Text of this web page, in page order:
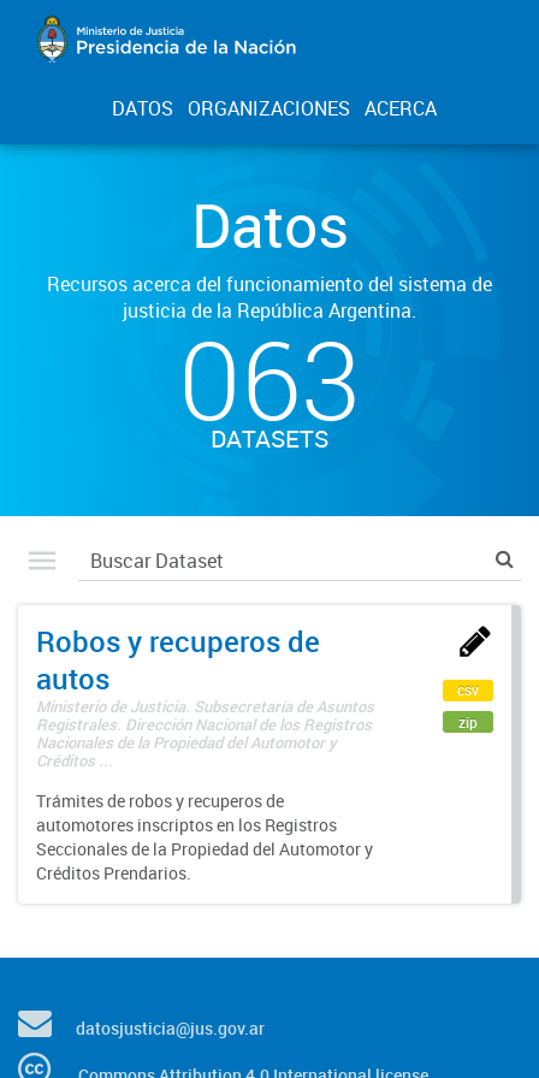
DATOS ORGANIZACIONES ACERCA
Datos
Recursos acerca del funcionamiento del sistema de
justicia de la República Argentina.
063
DATASETS
Robos y recuperos de
autos
Ministerio de Justicia. Subsecretaría de Asuntos
Registrales. Dirección Nacional de los Registros
Nacionales de la Propiedad del Automotor y
Créditos ...
Trámites de robos y recuperos de
automotores inscriptos en los Registros
Seccionales de la Propiedad del Automotor y
Créditos Prendarios.
csv
zip
datosjusticia@jus.gov.ar